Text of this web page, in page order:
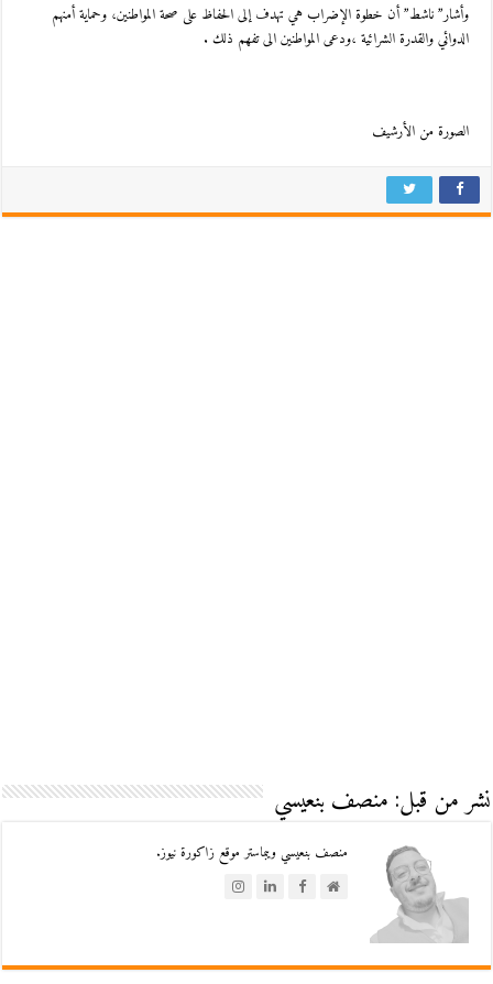
وأشار” ناشط” أن خطوة الإضراب هي تهدف إلى الحفاظ على صحة المواطنين، وحماية أمنهم
الدوائي والقدرة الشرائية ،ودعى المواطنين الى تفهم ذلك .
الصورة من الأرشيف
نشر من قبل: منصف بنعيسي
منصف بنعيسي ويبماستر موقع زاكورة نيوز.